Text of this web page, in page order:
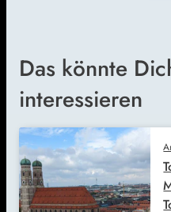
Das könnte
interessieren